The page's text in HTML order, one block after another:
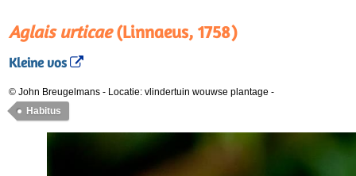
Aglais urticae(Linnaeus, 1758)
Kleine vos
© John Breugelmans - Locatie: vlindertuin wouwse plantage -
Habitus